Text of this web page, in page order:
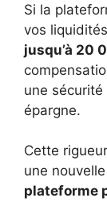
Si la
vos
jusqu’à 20
une
épargne.
Cette
une
plateforme